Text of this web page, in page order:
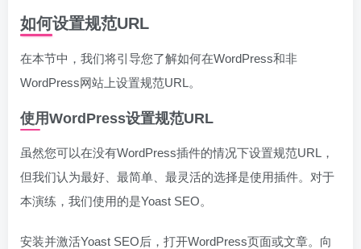
如何设置规范URL
在本节中，我们将引导您了解如何在WordPress和非
WordPress网站上设置规范URL。
使用WordPress设置规范URL
虽然您可以在没有WordPress插件的情况下设置规范URL，
但我们认为最好、最简单、最灵活的选择是使用插件。对于
本演练，我们使用的是Yoast SEO。
安装并激活Yoast SEO后，打开WordPress页面或文章。向